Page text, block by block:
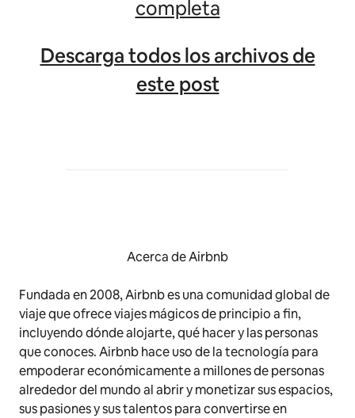
completa
Descarga todos los archivos de
este post
Acerca de Airbnb
Fundada en 2008, Airbnb es una comunidad global de
viaje que ofrece viajes mágicos de principio a fin,
incluyendo dónde alojarte, qué hacer y las personas
que conoces. Airbnb hace uso de la tecnología para
empoderar económicamente a millones de personas
alrededor del mundo al abrir y monetizar sus espacios,
sus pasiones y sus talentos para convertirse en